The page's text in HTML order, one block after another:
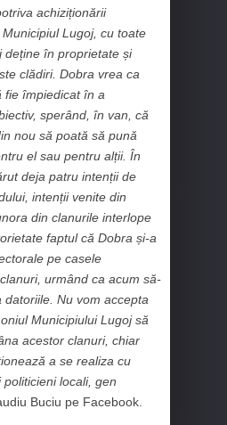
achiziționării
Lugoj, cu toate
deține în proprietate și
clădiri. Dobra vrea ca
fie împiedicat în a
sperând, în van, că
nou să poată să pună
el sau pentru alții. În
deja patru intenții de
intenții venite din
din clanurile interlope
faptul că Dobra și-a
pe casele
urmând ca acum să-
datoriile. Nu vom accepta
Municipiului Lugoj să
acestor clanuri, chiar
a se realiza cu
locali, gen
Buciu pe Facebook.